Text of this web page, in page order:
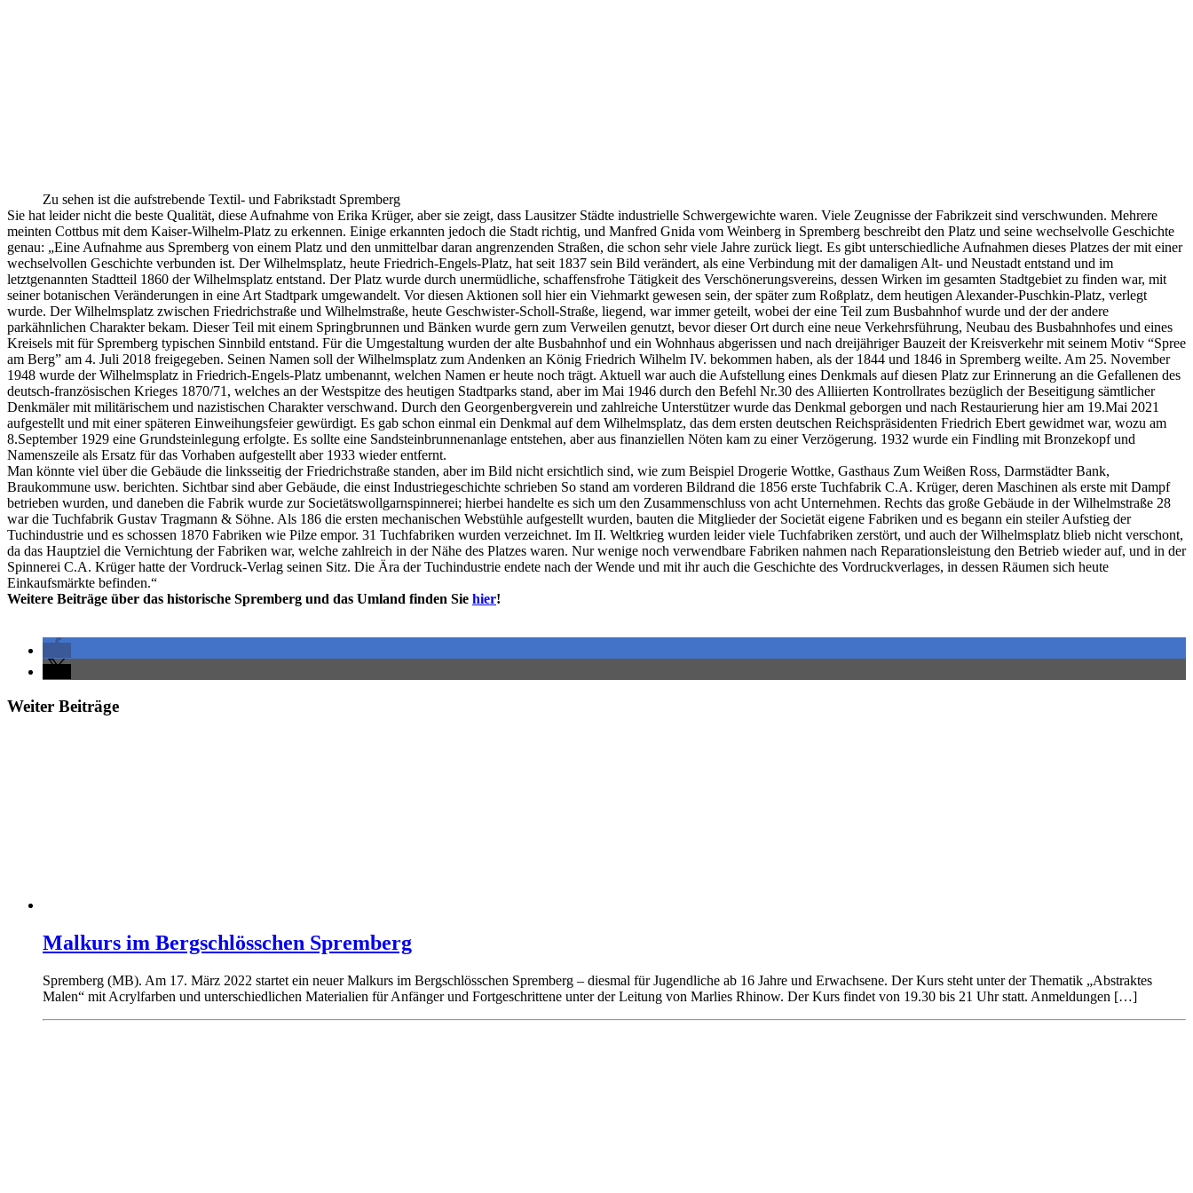
Zu sehen ist die aufstrebende Textil- und Fabrikstadt Spremberg
Sie hat leider nicht die beste Qualität, diese Aufnahme von Erika Krüger, aber sie zeigt, dass Lausitzer Städte industrielle Schwergewichte waren. Viele Zeugnisse der Fabrikzeit sind verschwunden. Mehrere
meinten Cottbus mit dem Kaiser-Wilhelm-Platz zu erkennen. Einige erkannten jedoch die Stadt richtig, und Manfred Gnida vom Weinberg in Spremberg beschreibt den Platz und seine wechselvolle Geschichte
genau: „Eine Aufnahme aus Spremberg von einem Platz und den unmittelbar daran angrenzenden Straßen, die schon sehr viele Jahre zurück liegt. Es gibt unterschiedliche Aufnahmen dieses Platzes der mit einer
wechselvollen Geschichte verbunden ist. Der Wilhelmsplatz, heute Friedrich-Engels-Platz, hat seit 1837 sein Bild verändert, als eine Verbindung mit der damaligen Alt- und Neustadt entstand und im
letztgenannten Stadtteil 1860 der Wilhelmsplatz entstand. Der Platz wurde durch unermüdliche, schaffensfrohe Tätigkeit des Verschönerungsvereins, dessen Wirken im gesamten Stadtgebiet zu finden war, mit
seiner botanischen Veränderungen in eine Art Stadtpark umgewandelt. Vor diesen Aktionen soll hier ein Viehmarkt gewesen sein, der später zum Roßplatz, dem heutigen Alexander-Puschkin-Platz, verlegt
wurde. Der Wilhelmsplatz zwischen Friedrichstraße und Wilhelmstraße, heute Geschwister-Scholl-Straße, liegend, war immer geteilt, wobei der eine Teil zum Busbahnhof wurde und der der andere
parkähnlichen Charakter bekam. Dieser Teil mit einem Springbrunnen und Bänken wurde gern zum Verweilen genutzt, bevor dieser Ort durch eine neue Verkehrsführung, Neubau des Busbahnhofes und eines
Kreisels mit für Spremberg typischen Sinnbild entstand. Für die Umgestaltung wurden der alte Busbahnhof und ein Wohnhaus abgerissen und nach dreijähriger Bauzeit der Kreisverkehr mit seinem Motiv “Spree
am Berg” am 4. Juli 2018 freigegeben. Seinen Namen soll der Wilhelmsplatz zum Andenken an König Friedrich Wilhelm IV. bekommen haben, als der 1844 und 1846 in Spremberg weilte. Am 25. November
1948 wurde der Wilhelmsplatz in Friedrich-Engels-Platz umbenannt, welchen Namen er heute noch trägt. Aktuell war auch die Aufstellung eines Denkmals auf diesen Platz zur Erinnerung an die Gefallenen des
deutsch-französischen Krieges 1870/71, welches an der Westspitze des heutigen Stadtparks stand, aber im Mai 1946 durch den Befehl Nr.30 des Alliierten Kontrollrates bezüglich der Beseitigung sämtlicher
Denkmäler mit militärischem und nazistischen Charakter verschwand. Durch den Georgenbergverein und zahlreiche Unterstützer wurde das Denkmal geborgen und nach Restaurierung hier am 19.Mai 2021
aufgestellt und mit einer späteren Einweihungsfeier gewürdigt. Es gab schon einmal ein Denkmal auf dem Wilhelmsplatz, das dem ersten deutschen Reichspräsidenten Friedrich Ebert gewidmet war, wozu am
8.September 1929 eine Grundsteinlegung erfolgte. Es sollte eine Sandsteinbrunnenanlage entstehen, aber aus finanziellen Nöten kam zu einer Verzögerung. 1932 wurde ein Findling mit Bronzekopf und
Namenszeile als Ersatz für das Vorhaben aufgestellt aber 1933 wieder entfernt.
Man könnte viel über die Gebäude die linksseitig der Friedrichstraße standen, aber im Bild nicht ersichtlich sind, wie zum Beispiel Drogerie Wottke, Gasthaus Zum Weißen Ross, Darmstädter Bank,
Braukommune usw. berichten. Sichtbar sind aber Gebäude, die einst Industriegeschichte schrieben So stand am vorderen Bildrand die 1856 erste Tuchfabrik C.A. Krüger, deren Maschinen als erste mit Dampf
betrieben wurden, und daneben die Fabrik wurde zur Societätswollgarnspinnerei; hierbei handelte es sich um den Zusammenschluss von acht Unternehmen. Rechts das große Gebäude in der Wilhelmstraße 28
war die Tuchfabrik Gustav Tragmann & Söhne. Als 186 die ersten mechanischen Webstühle aufgestellt wurden, bauten die Mitglieder der Societät eigene Fabriken und es begann ein steiler Aufstieg der
Tuchindustrie und es schossen 1870 Fabriken wie Pilze empor. 31 Tuchfabriken wurden verzeichnet. Im II. Weltkrieg wurden leider viele Tuchfabriken zerstört, und auch der Wilhelmsplatz blieb nicht verschont,
da das Hauptziel die Vernichtung der Fabriken war, welche zahlreich in der Nähe des Platzes waren. Nur wenige noch verwendbare Fabriken nahmen nach Reparationsleistung den Betrieb wieder auf, und in der
Spinnerei C.A. Krüger hatte der Vordruck-Verlag seinen Sitz. Die Ära der Tuchindustrie endete nach der Wende und mit ihr auch die Geschichte des Vordruckverlages, in dessen Räumen sich heute
Einkaufsmärkte befinden.“
Weitere Beiträge über das historische Spremberg und das Umland finden Sie hier!
Weiter Beiträge
Malkurs im Bergschlösschen Spremberg
Spremberg (MB). Am 17. März 2022 startet ein neuer Malkurs im Bergschlösschen Spremberg – diesmal für Jugendliche ab 16 Jahre und Erwachsene. Der Kurs steht unter der Thematik „Abstraktes
Malen“ mit Acrylfarben und unterschiedlichen Materialien für Anfänger und Fortgeschrittene unter der Leitung von Marlies Rhinow. Der Kurs findet von 19.30 bis 21 Uhr statt. Anmeldungen […]